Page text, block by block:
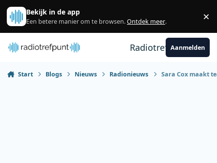
Spring naar bijdragen
Bekijk in de app
Een betere manier om te browsen.Ontdek meer. ×
RadiotrefpuntAanmelden
Start Blogs Nieuws Radionieuws Sara Cox maakt